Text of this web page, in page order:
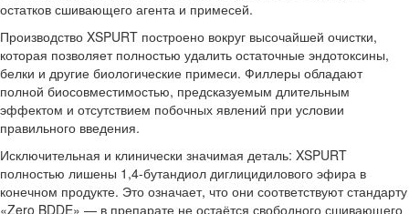
остатков сшивающего агента и примесей.
Производство XSPURT построено вокруг высочайшей очистки,
которая позволяет полностью удалить остаточные эндотоксины,
белки и другие биологические примеси. Филлеры обладают
полной биосовместимостью, предсказуемым длительным
эффектом и отсутствием побочных явлений при условии
правильного введения.
Исключительная и клинически значимая деталь: XSPURT
полностью лишены 1,4-бутандиол диглицидилового эфира в
конечном продукте. Это означает, что они соответствуют стандарту
«Zero BDDE» — в препарате не остаётся свободного сшивающего